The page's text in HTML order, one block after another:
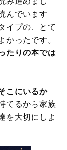
んでいます
イプの、とて
ったです。
たりの本では
こにいるか
てるから家族
を大切にしよ